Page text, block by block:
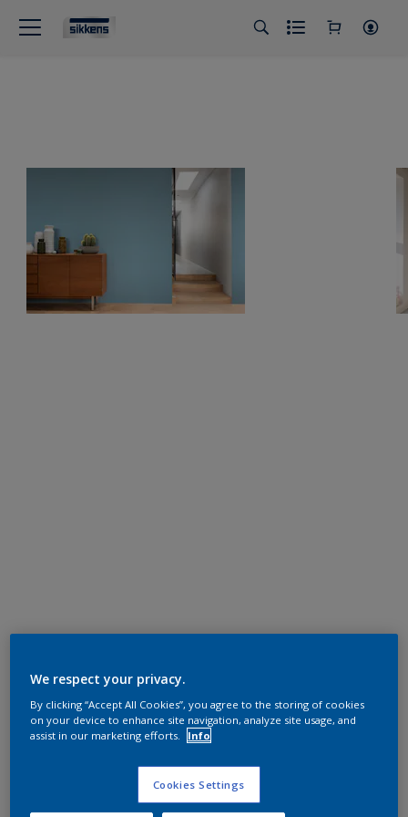
We respect your privacy.
By clicking “Accept All Cookies”, you agree to the storing of cookies
on your device to enhance site navigation, analyze site usage, and
assist in our marketing efforts.
Info
Cookies Settings